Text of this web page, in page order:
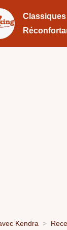
Classiques
Kendra